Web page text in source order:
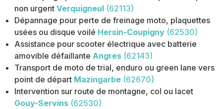
non urgent Verquigneul (62113)
Dépannage pour perte de freinage moto, plaquettes
usées ou disque voilé Hersin-Coupigny (62530)
Assistance pour scooter électrique avec batterie
amovible défaillante Angres (62143)
Transport de moto de trial, enduro ou green lane vers
point de départ Mazingarbe (62670)
Intervention sur route de montagne, col ou lacet
Gouy-Servins (62530)